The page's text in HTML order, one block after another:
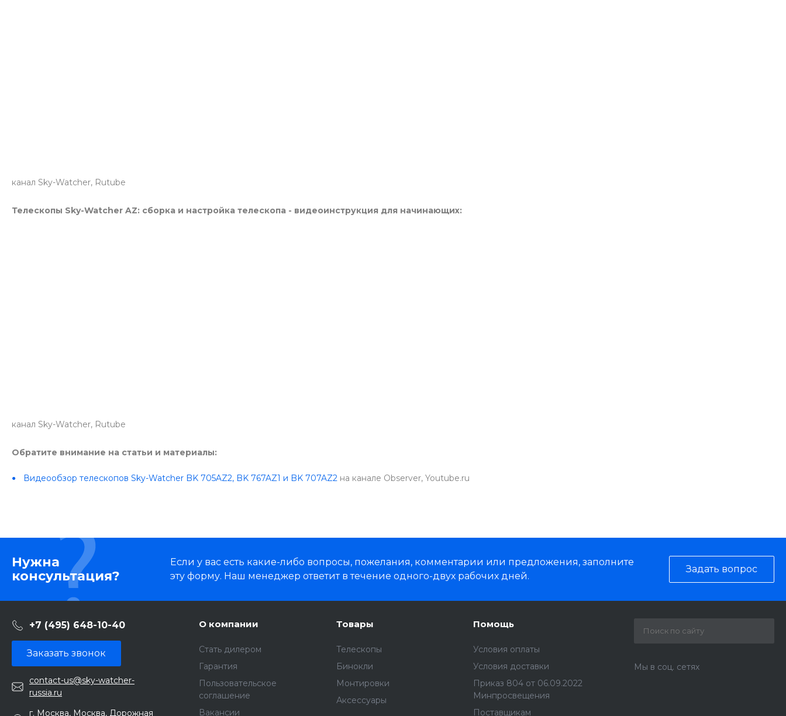
канал Sky-Watcher, Rutube
Телескопы Sky-Watcher AZ: сборка и настройка телескопа - видеоинструкция для начинающих:
канал Sky-Watcher, Rutube
Обратите внимание на статьи и материалы:
Видеообзор телескопов Sky-Watcher BK 705AZ2, BK 767AZ1 и BK 707AZ2 на канале Observer, Youtube.ru
Нужна
консультация?
Если у вас есть какие-либо вопросы, пожелания, комментарии или предложения, заполните
эту форму. Наш менеджер ответит в течение одного-двух рабочих дней.
Задать вопрос
+7 (495) 648-10-40
Заказать звонок
contact-us@sky-watcher-
russia.ru
г. Москва, Москва, Дорожная
О компании
Стать дилером
Гарантия
Пользовательское
соглашение
Вакансии
Товары
Телескопы
Бинокли
Монтировки
Аксессуары
Помощь
Условия оплаты
Условия доставки
Приказ 804 от 06.09.2022
Минпросвещения
Поставщикам
Мы в соц. сетях